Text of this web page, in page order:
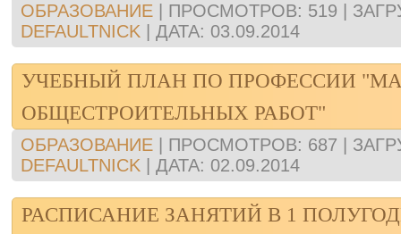
ОБРАЗОВАНИЕ ПРОСМОТРОВ: 519
DEFAULTNICK
ДАТА: 03.09.2014
УЧЕБНЫЙ ПЛАН ПО ПРОФЕССИИ
ОБЩЕСТРОИТЕЛЬНЫХ РАБОТ"
ОБРАЗОВАНИЕ ПРОСМОТРОВ: 687
DEFAULTNICK
ДАТА: 02.09.2014
РАСПИСАНИЕ ЗАНЯТИЙ В 1